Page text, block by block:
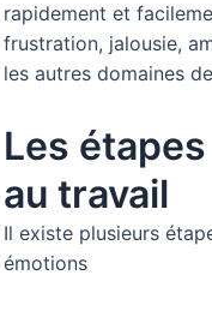
rapidement et
frustration, jalousie,
les autres domaines
Les
au travail
Il existe plusieurs
émotions